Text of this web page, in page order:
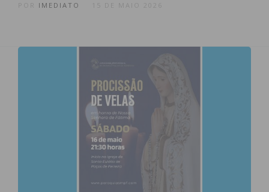
IMEDIATO 15 DE MAIO 2026